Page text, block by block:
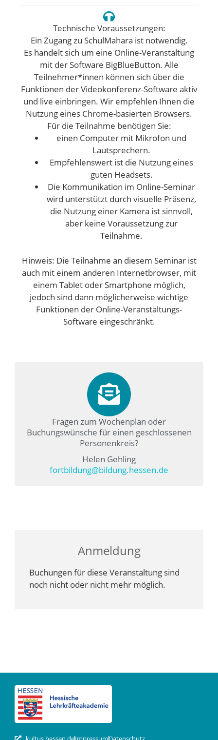
Technische Voraussetzungen:
Ein Zugang zu SchulMahara ist notwendig.
Es handelt sich um eine Online-Veranstaltung
mit der Software BigBlueButton. Alle
Teilnehmer*innen können sich über die
Funktionen der Videokonferenz-Software aktiv
und live einbringen. Wir empfehlen Ihnen die
Nutzung eines Chrome-basierten Browsers.
Für die Teilnahme benötigen Sie:
einen Computer mit Mikrofon und
Lautsprechern.
Empfehlenswert ist die Nutzung eines
guten Headsets.
Die Kommunikation im Online-Seminar
wird unterstützt durch visuelle Präsenz,
die Nutzung einer Kamera ist sinnvoll,
aber keine Voraussetzung zur
Teilnahme.
Hinweis: Die Teilnahme an diesem Seminar ist
auch mit einem anderen Internetbrowser, mit
einem Tablet oder Smartphone möglich,
jedoch sind dann möglicherweise wichtige
Funktionen der Online-Veranstaltungs-
Software eingeschränkt.
Fragen zum Wochenplan oder
Buchungswünsche für einen geschlossenen
Personenkreis?
Helen Gehling
fortbildung@bildung.hessen.de
Anmeldung
Buchungen für diese Veranstaltung sind
noch nicht oder nicht mehr möglich.